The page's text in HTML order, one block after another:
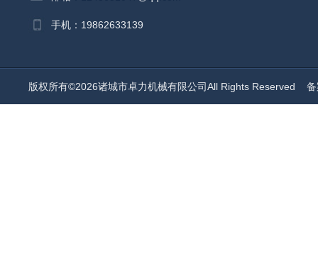
手机：19862633139
版权所有©2026诸城市卓力机械有限公司All Rights Reserved